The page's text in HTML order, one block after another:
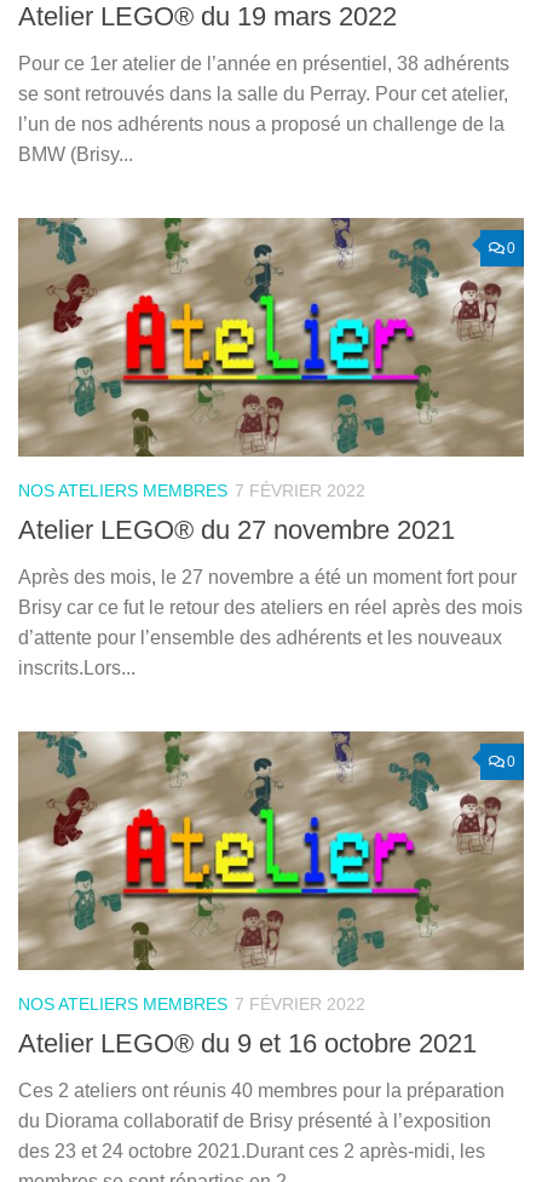
Atelier LEGO® du 19 mars 2022
Pour ce 1er atelier de l’année en présentiel, 38 adhérents
se sont retrouvés dans la salle du Perray. Pour cet atelier,
l’un de nos adhérents nous a proposé un challenge de la
BMW (Brisy...
0
NOS ATELIERS MEMBRES 7 FÉVRIER 2022
Atelier LEGO® du 27 novembre 2021
Après des mois, le 27 novembre a été un moment fort pour
Brisy car ce fut le retour des ateliers en réel après des mois
d’attente pour l’ensemble des adhérents et les nouveaux
inscrits.Lors...
0
NOS ATELIERS MEMBRES 7 FÉVRIER 2022
Atelier LEGO® du 9 et 16 octobre 2021
Ces 2 ateliers ont réunis 40 membres pour la préparation
du Diorama collaboratif de Brisy présenté à l’exposition
des 23 et 24 octobre 2021.Durant ces 2 après-midi, les